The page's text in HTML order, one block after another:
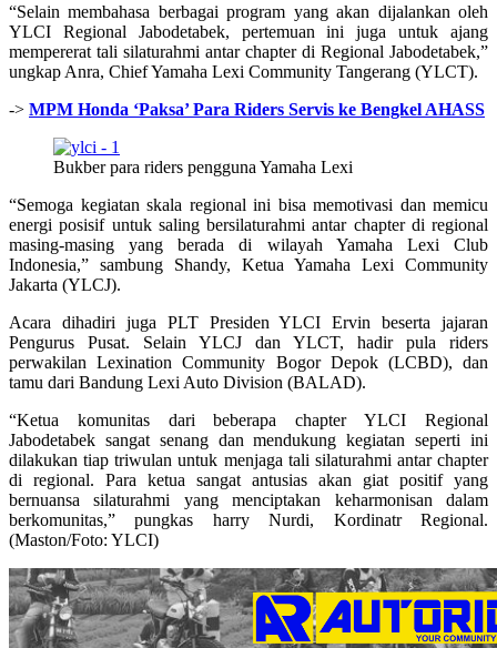
“Selain membahasa berbagai program yang akan dijalankan oleh
YLCI Regional Jabodetabek, pertemuan ini juga untuk ajang
mempererat tali silaturahmi antar chapter di Regional Jabodetabek,”
ungkap Anra, Chief Yamaha Lexi Community Tangerang (YLCT).
-> MPM Honda ‘Paksa’ Para Riders Servis ke Bengkel AHASS
Bukber para riders pengguna Yamaha Lexi
“Semoga kegiatan skala regional ini bisa memotivasi dan memicu
energi posisif untuk saling bersilaturahmi antar chapter di regional
masing-masing yang berada di wilayah Yamaha Lexi Club
Indonesia,” sambung Shandy, Ketua Yamaha Lexi Community
Jakarta (YLCJ).
Acara dihadiri juga PLT Presiden YLCI Ervin beserta jajaran
Pengurus Pusat. Selain YLCJ dan YLCT, hadir pula riders
perwakilan Lexination Community Bogor Depok (LCBD), dan
tamu dari Bandung Lexi Auto Division (BALAD).
“Ketua komunitas dari beberapa chapter YLCI Regional
Jabodetabek sangat senang dan mendukung kegiatan seperti ini
dilakukan tiap triwulan untuk menjaga tali silaturahmi antar chapter
di regional. Para ketua sangat antusias akan giat positif yang
bernuansa silaturahmi yang menciptakan keharmonisan dalam
berkomunitas,” pungkas harry Nurdi, Kordinatr Regional.
(Maston/Foto: YLCI)